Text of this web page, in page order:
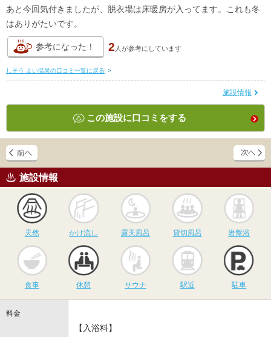
あと今回気付きましたが、脱衣場は床暖房が入ってます。これも冬
はありがたいです。
参考になった！ 2 人が参考にしています
しそう よい温泉の口コミ一覧に戻る >
施設情報
この施設に口コミをする
施設情報
天然
かけ流し
かけ流し
露天風呂
露天風呂
貸切風呂
貸切風呂 岩盤浴
食事 休憩
サウナ
サウナ 駅近 駐車
料金
【入浴料】